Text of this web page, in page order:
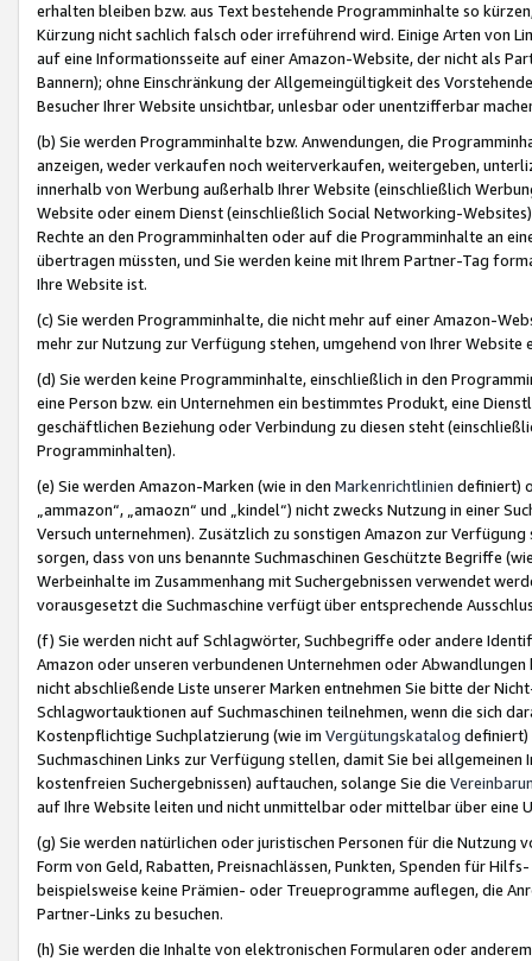
erhalten bleiben bzw. aus Text bestehende Programminhalte so
Kürzung nicht sachlich falsch oder irreführend wird. Einige Arten von
auf eine Informationsseite auf einer Amazon-Website, der nicht als
Bannern); ohne Einschränkung der Allgemeingültigkeit des
Besucher Ihrer Website unsichtbar, unlesbar oder unentzifferbar
(b) Sie werden Programminhalte bzw. Anwendungen, die
anzeigen, weder verkaufen noch weiterverkaufen, weitergeben,
innerhalb von Werbung außerhalb Ihrer Website (einschließlich
Website oder einem Dienst (einschließlich Social Networking-
Rechte an den Programminhalten oder auf die Programminhalte an
übertragen müssten, und Sie werden keine mit Ihrem Partner-Tag
Ihre Website ist.
(c) Sie werden Programminhalte, die nicht mehr auf einer Amazon-
mehr zur Nutzung zur Verfügung stehen, umgehend von Ihrer
(d) Sie werden keine Programminhalte, einschließlich in den
eine Person bzw. ein Unternehmen ein bestimmtes Produkt, eine
geschäftlichen Beziehung oder Verbindung zu diesen steht
Programminhalten).
(e) Sie werden Amazon-Marken (wie in den Markenrichtlinien definiert)
„ammazon“, „amaozn“ und „kindel“) nicht zwecks Nutzung in einer
Versuch unternehmen). Zusätzlich zu sonstigen Amazon zur
sorgen, dass von uns benannte Suchmaschinen Geschützte Begriffe
Werbeinhalte im Zusammenhang mit Suchergebnissen verwendet
vorausgesetzt die Suchmaschine verfügt über entsprechende
(f) Sie werden nicht auf Schlagwörter, Suchbegriffe oder andere
Amazon oder unseren verbundenen Unternehmen oder
nicht abschließende Liste unserer Marken entnehmen Sie bitte der
Schlagwortauktionen auf Suchmaschinen teilnehmen, wenn die sich
Kostenpflichtige Suchplatzierung (wie im Vergütungskatalog definiert)
Suchmaschinen Links zur Verfügung stellen, damit Sie bei
kostenfreien Suchergebnissen) auftauchen, solange Sie die
auf Ihre Website leiten und nicht unmittelbar oder mittelbar über eine
(g) Sie werden natürlichen oder juristischen Personen für die Nutzung
Form von Geld, Rabatten, Preisnachlässen, Punkten, Spenden für
beispielsweise keine Prämien- oder Treueprogramme auflegen, die
Partner-Links zu besuchen.
(h) Sie werden die Inhalte von elektronischen Formularen oder